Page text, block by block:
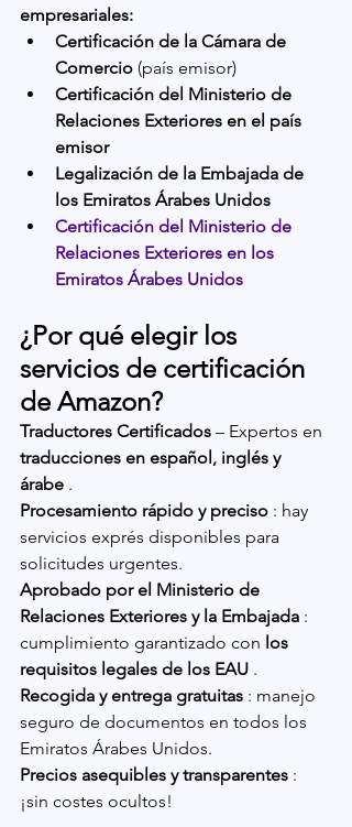
empresariales:
Certificación de la Cámara de
Comercio (país emisor)
Certificación del Ministerio de
Relaciones Exteriores en el país
emisor
Legalización de la Embajada de
los Emiratos Árabes Unidos
Certificación del Ministerio de
Relaciones Exteriores en los
Emiratos Árabes Unidos
¿Por qué elegir los
servicios de certificación
de Amazon?
Traductores Certificados – Expertos en
traducciones en español, inglés y
árabe .
Procesamiento rápido y preciso : hay
servicios exprés disponibles para
solicitudes urgentes.
Aprobado por el Ministerio de
Relaciones Exteriores y la Embajada :
cumplimiento garantizado con los
requisitos legales de los EAU .
Recogida y entrega gratuitas : manejo
seguro de documentos en todos los
Emiratos Árabes Unidos.
Precios asequibles y transparentes :
¡sin costes ocultos!